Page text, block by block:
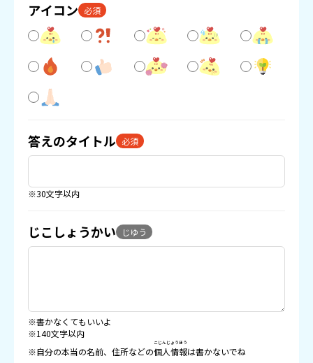
アイコン 必須
答えのタイトル 必須
※30文字以内
じこしょうかい じゆう
※書かなくてもいいよ
※140文字以内
※自分の本当の名前、住所などの個人情報
こじんじょうほう
は書かないでね